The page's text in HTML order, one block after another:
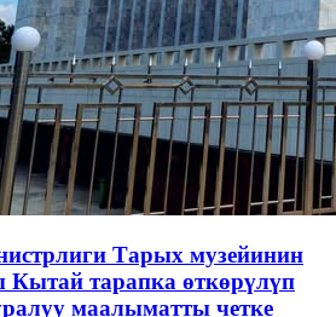
Тарых музейинин
Кытай тарапка өткөрүлүп
маалыматты четке